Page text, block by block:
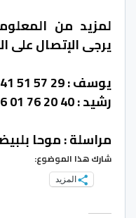
لمزيد من
يرجى الإتصال على
يوسف : O6 41 51 57 29
رشيد : O6 01 76 20 40
مراسلة : موحا
شارك هذا الموضوع:
المزيد